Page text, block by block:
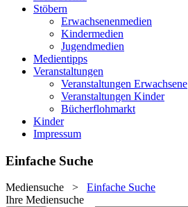
Stöbern
Erwachsenenmedien
Kindermedien
Jugendmedien
Medientipps
Veranstaltungen
Veranstaltungen Erwachsene
Veranstaltungen Kinder
Bücherflohmarkt
Kinder
Impressum
Einfache Suche
Mediensuche > Einfache Suche
Ihre Mediensuche